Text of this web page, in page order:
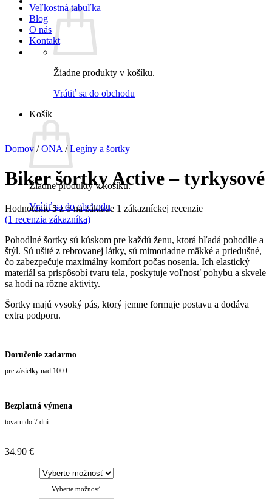
Žiadne produkty v košíku.
Vrátiť sa do obchodu
Košík
Žiadne produkty v košíku.
Vrátiť sa do obchodu
Veľkostná tabuľka
Blog
O nás
Kontakt
Domov / ONA / Legíny a šortky
Biker šortky Active – tyrkysové
Hodnotenie5z 5 na základe 1 zákazníckej recenzie
(1 recenzia zákazníka)
Pohodlné šortky sú kúskom pre každú ženu, ktorá hľadá pohodlie a
štýl. Sú ušité z rebrovanej látky, sú mimoriadne mäkké a priedušné,
čo zabezpečuje maximálny komfort počas nosenia. Ich elastický
materiál sa prispôsobí tvaru tela, poskytuje voľnosť pohybu a skvele
sa hodí na rôzne aktivity.
Šortky majú vysoký pás, ktorý jemne formuje postavu a dodáva
extra podporu.
Doručenie zadarmo
pre zásielky nad 100 €
Bezplatná výmena
tovaru do 7 dní
34.90 €
Vyberte možnosť